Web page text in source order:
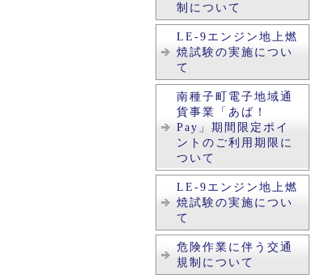
制について
LE-9エンジン地上燃
焼試験の実施につい
て
南種子町電子地域通
貨事業「あば！
Pay」期間限定ポイ
ントのご利用期限に
ついて
LE-9エンジン地上燃
焼試験の実施につい
て
危険作業に伴う交通
規制について